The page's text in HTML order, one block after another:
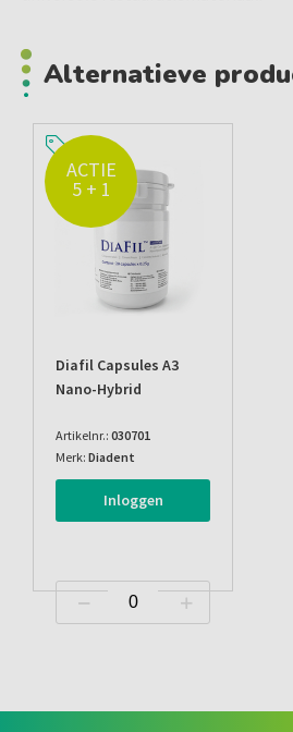
Alternatieve
ACTIE
5 + 1
Diafil Capsules A3
Nano-Hybrid
Artikelnr.: 030701
Merk: Diadent
Inloggen